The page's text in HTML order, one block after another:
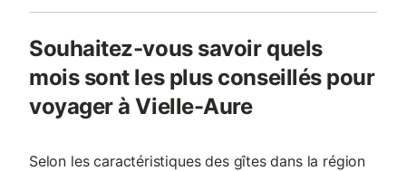
Souhaitez-vous savoir quels
mois sont les plus conseillés pour
voyager à Vielle-Aure
Selon les caractéristiques des gîtes dans la région